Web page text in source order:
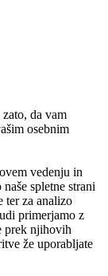
da vam
osebnim
vedenju in
spletne strani
ter za analizo
primerjamo z
prek njihovih
že uporabljate